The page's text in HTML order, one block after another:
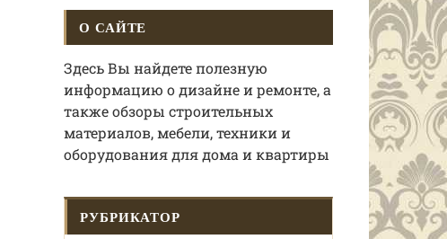
О САЙТЕ
Здесь Вы найдете полезную
информацию о дизайне и ремонте, а
также обзоры строительных
материалов, мебели, техники и
оборудования для дома и квартиры
РУБРИКАТОР